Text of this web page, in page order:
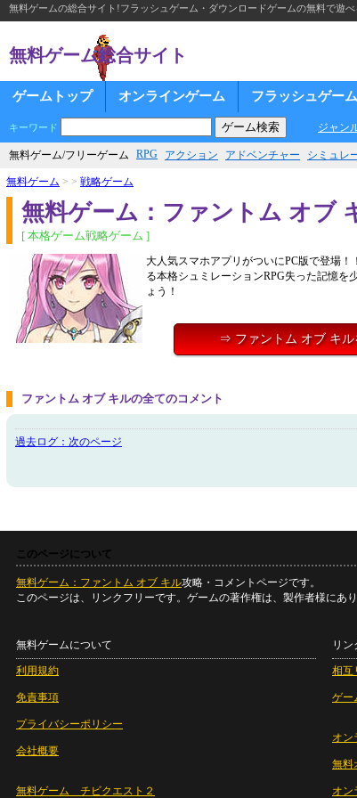
無料ゲームの総合サイト!フラッシュゲーム・ダウンロードゲームの無料で遊
無料ゲーム総合サイト
ゲームトップ オンラインゲーム フラッシュゲーム
キーワード ジャン
無料ゲーム/フリーゲーム RPG アクション アドベンチャー シミュレ
無料ゲーム > > 戦略ゲーム
無料ゲーム：ファントム オブ
[ 本格ゲーム戦略ゲーム ]
大人気スマホアプリがついにPC版で登場
る本格シュミレーションRPG失った記憶を
ょう！
⇒ ファントム オブ キル
ファントム オブ キルの全てのコメント
過去ログ：次のページ
このページについて
無料ゲーム：ファントム オブ キル攻略・コメントページです。
このページは、リンクフリーです。ゲームの著作権は、製作者様にあり
無料ゲームについて
利用規約
免責事項
プライバシーポリシー
会社概要
無料ゲーム チビクエスト２
リン
相互
ゲー
オン
無料
オン